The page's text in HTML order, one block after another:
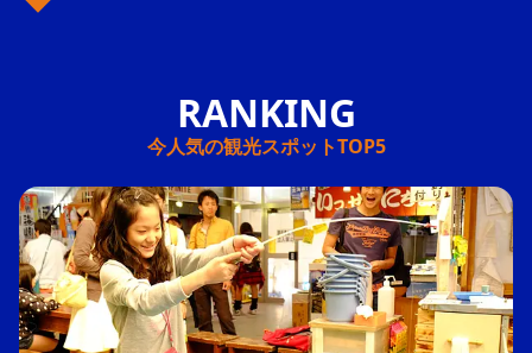
今人気の観光スポットTOP5